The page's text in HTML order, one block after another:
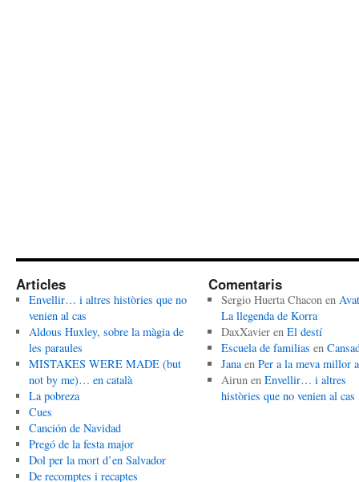
Articles
Envellir… i altres històries que no
venien al cas
Aldous Huxley, sobre la màgia de
les paraules
MISTAKES WERE MADE (but
not by me)… en català
La pobreza
Cues
Canción de Navidad
Pregó de la festa major
Dol per la mort d’en Salvador
De recomptes i recaptes
Comentaris
Sergio Huerta Chaconen
La llegenda de Korra
DaxXavieren El destí
Escuela de familias en
Janaen Per a la meva millor
Airunen Envellir… i altres
històries que no venien al cas